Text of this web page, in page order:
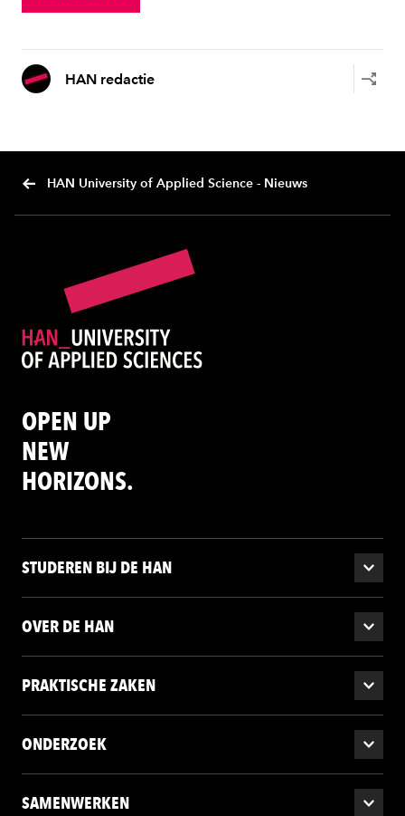
HAN redactie
HAN University of Applied Science - Nieuws
OPEN UP
NEW
HORIZONS.
STUDEREN BIJ DE HAN
OVER DE HAN
PRAKTISCHE ZAKEN
ONDERZOEK
SAMENWERKEN